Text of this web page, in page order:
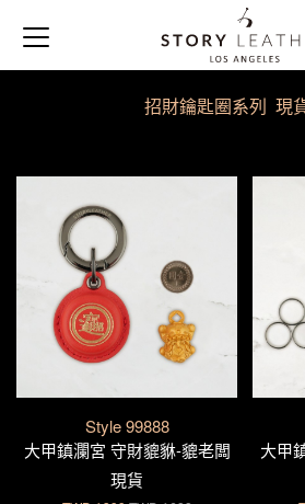
招財鑰匙圈系列 現
Style 99888
大甲鎮瀾宮 守財貔貅-貔老闆
現貨
大甲